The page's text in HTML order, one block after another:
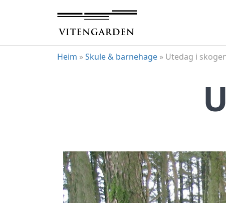
Heim »Skule & barnehage » Utedag i